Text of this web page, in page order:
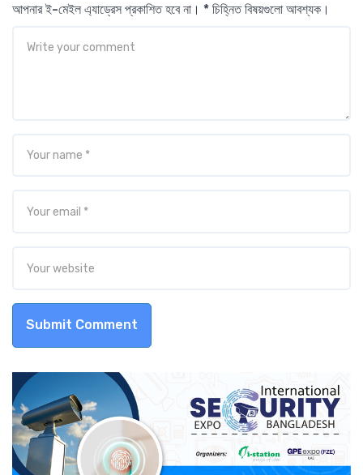
আপনার ই-মেইল এ্যাড্রেস প্রকাশিত হবে না। * চিহ্নিত বিষয়গুলো আবশ্যক।
Submit Comment